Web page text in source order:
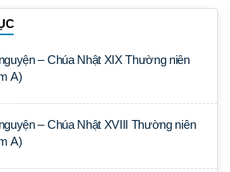
– Chúa Nhật XIX Thường niên
A)
– Chúa Nhật XVIII Thường niên
A)